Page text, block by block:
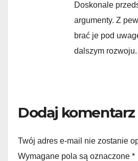
Doskonale
argumenty. Z
brać je pod
dalszym rozwoju.
Dodaj komentarz
Twój adres e-mail nie zostanie
Wymagane pola są oznaczone *